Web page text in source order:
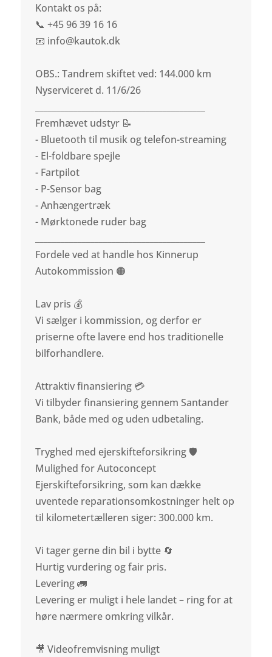
Kontakt os på:
📞 +45 96 39 16 16
📧 info@kautok.dk
OBS.: Tandrem skiftet ved: 144.000 km
Nyserviceret d. 11/6/26
Fremhævet udstyr 📝
- Bluetooth til musik og telefon-streaming
- El-foldbare spejle
- Fartpilot
- P-Sensor bag
- Anhængertræk
- Mørktonede ruder bag
Fordele ved at handle hos Kinnerup
Autokommission 🟠
Lav pris 💰
Vi sælger i kommission, og derfor er
priserne ofte lavere end hos traditionelle
bilforhandlere.
Attraktiv finansiering 💳
Vi tilbyder finansiering gennem Santander
Bank, både med og uden udbetaling.
Tryghed med ejerskifteforsikring 🛡️
Mulighed for Autoconcept
Ejerskifteforsikring, som kan dække
uventede reparationsomkostninger helt op
til kilometertælleren siger: 300.000 km.
Vi tager gerne din bil i bytte 🔄
Hurtig vurdering og fair pris.
Levering 🚛
Levering er muligt i hele landet – ring for at
høre nærmere omkring vilkår.
🎥 Videofremvisning muligt